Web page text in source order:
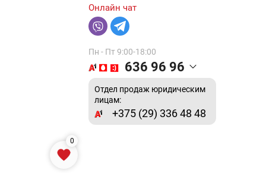
Онлайн чат
Пн - Пт 9:00-18:00
636 96 96
Отдел продаж юридическим
лицам:
+375 (29) 336 48 48
0